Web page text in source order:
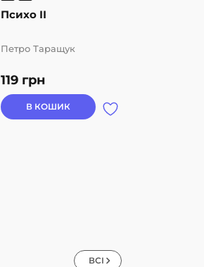
Психо ІІ
119 грн
Петро Таращук
В КОШИК
ВСІ